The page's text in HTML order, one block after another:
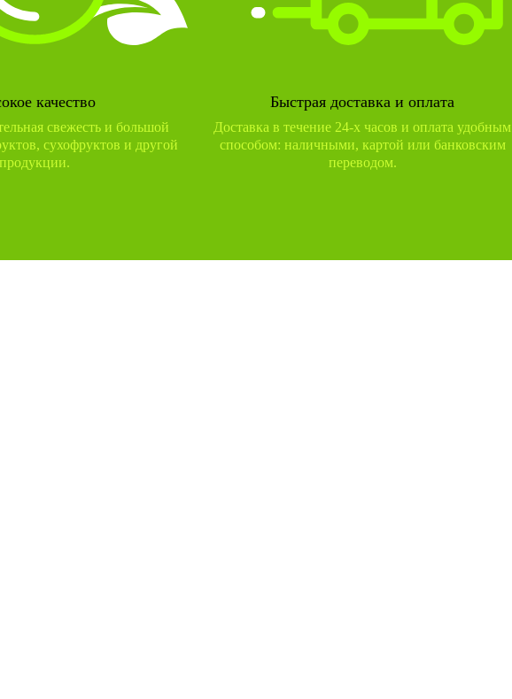
качество
свежесть и большой
сухофруктов и другой
Быстрая доставка и оплата
Доставка в течение 24-х часов и оплата удобным
способом: наличными, картой или банковским
переводом.